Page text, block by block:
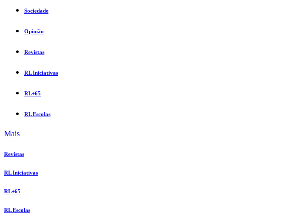
Sociedade
Opinião
Revistas
RL Iniciativas
RL+65
RL Escolas
Mais
Revistas
RL Iniciativas
RL+65
RL Escolas